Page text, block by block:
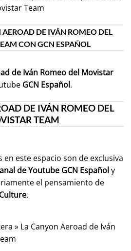
Team
DE IVÁN ROMEO DEL
CON GCN ESPAÑOL
de Iván Romeo del Movistar
GCN Español.
DE IVÁN ROMEO DEL
TEAM
este espacio son de exclusiva
de Youtube GCN Españoly
el pensamiento de
.
» La Canyon Aeroad de Iván